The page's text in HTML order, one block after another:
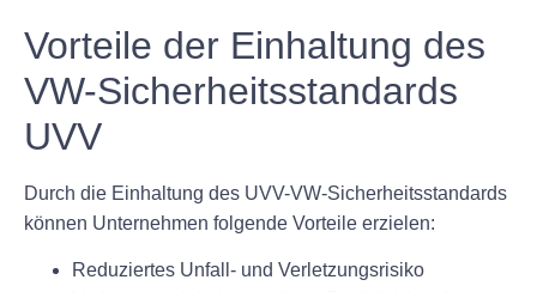
Vorteile der Einhaltung des
VW-Sicherheitsstandards
UVV
Durch die Einhaltung des UVV-VW-Sicherheitsstandards
können Unternehmen folgende Vorteile erzielen:
Reduziertes Unfall- und Verletzungsrisiko